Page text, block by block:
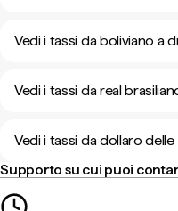
Vedi i tassi da boliviano a
Vedi i tassi da real
Vedi i tassi da dollaro
Supporto su cui puoi